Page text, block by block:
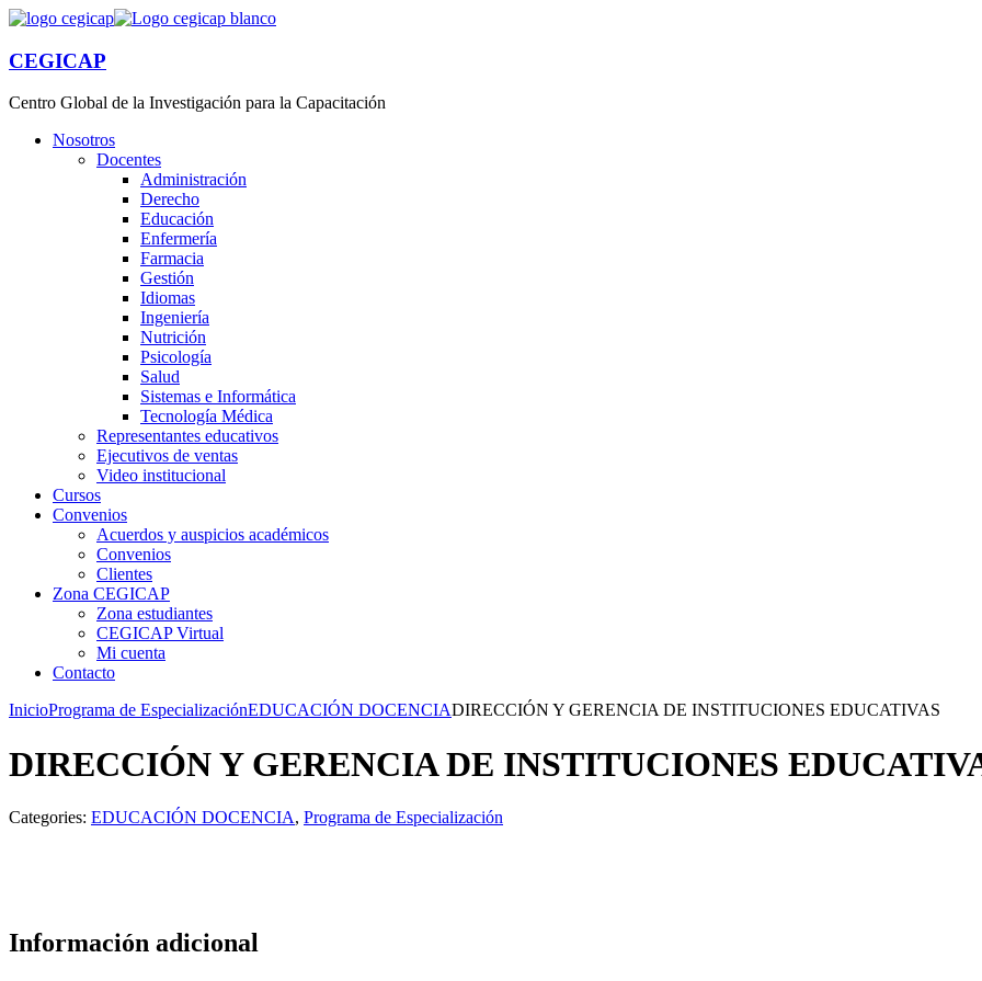
CEGICAP
Centro Global de la Investigación para la Capacitación
Nosotros
Docentes
Administración
Derecho
Educación
Enfermería
Farmacia
Gestión
Idiomas
Ingeniería
Nutrición
Psicología
Salud
Sistemas e Informática
Tecnología Médica
Representantes educativos
Ejecutivos de ventas
Video institucional
Cursos
Convenios
Acuerdos y auspicios académicos
Convenios
Clientes
Zona CEGICAP
Zona estudiantes
CEGICAP Virtual
Mi cuenta
Contacto
InicioPrograma de EspecializaciónEDUCACIÓN DOCENCIADIRECCIÓN Y GERENCIA DE INSTITUCIONES EDUCATIVAS
DIRECCIÓN Y GERENCIA DE INSTITUCIONES
Categories: EDUCACIÓN DOCENCIA, Programa de Especialización
Información adicional